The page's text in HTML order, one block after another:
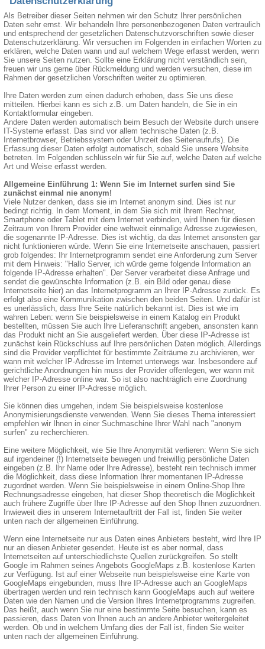
Als Betreiber dieser Seiten nehmen wir den Schutz Ihrer persönlichen
Daten sehr ernst. Wir behandeln Ihre personenbezogenen Daten vertraulich
und entsprechend der gesetzlichen Datenschutzvorschriften sowie dieser
Datenschutzerklärung. Wir versuchen im Folgenden in einfachen Worten zu
erklären, welche Daten wann und auf welchem Wege erfasst werden, wenn
Sie unsere Seiten nutzen. Sollte eine Erklärung nicht verständlich sein,
freuen wir uns gerne über Rückmeldung und werden versuchen, diese im
Rahmen der gesetzlichen Vorschriften weiter zu optimieren.
Ihre Daten werden zum einen dadurch erhoben, dass Sie uns diese
mitteilen. Hierbei kann es sich z.B. um Daten handeln, die Sie in ein
Kontaktformular eingeben.
Andere Daten werden automatisch beim Besuch der Website durch unsere
IT-Systeme erfasst. Das sind vor allem technische Daten (z.B.
Internetbrowser, Betriebssystem oder Uhrzeit des Seitenaufrufs). Die
Erfassung dieser Daten erfolgt automatisch, sobald Sie unsere Website
betreten. Im Folgenden schlüsseln wir für Sie auf, welche Daten auf welche
Art und Weise erfasst werden.
Allgemeine Einführung 1: Wenn Sie im Internet surfen sind Sie
zunächst einmal nie anonym!
Viele Nutzer denken, dass sie im Internet anonym sind. Dies ist nur
bedingt richtig. In dem Moment, in dem Sie sich mit Ihrem Rechner,
Smartphone oder Tablet mit dem Internet verbinden, wird Ihnen für diesen
Zeitraum von Ihrem Provider eine weltweit einmalige Adresse zugewiesen,
die sogenannte IP-Adresse. Dies ist wichtig, da das Internet ansonsten gar
nicht funktionieren würde. Wenn Sie eine Internetseite anschauen, passiert
grob folgendes: Ihr Internetprogramm sendet eine Anforderung zum Server
mit dem Hinweis: "Hallo Server, ich würde gerne folgende Information an
folgende IP-Adresse erhalten". Der Server verarbeitet diese Anfrage und
sendet die gewünschte Information (z.B. ein Bild oder genau diese
Internetseite hier) an das Internetprogramm an Ihrer IP-Adresse zurück. Es
erfolgt also eine Kommunikation zwischen den beiden Seiten. Und dafür ist
es unerlässlich, dass Ihre Seite natürlich bekannt ist. Dies ist wie im
wahren Leben: wenn Sie beispielsweise in einem Katalog ein Produkt
bestellten, müssen Sie auch Ihre Lieferanschrift angeben, ansonsten kann
das Produkt nicht an Sie ausgeliefert werden. Über diese IP-Adresse ist
zunächst kein Rückschluss auf Ihre persönlichen Daten möglich. Allerdings
sind die Provider verpflichtet für bestimmte Zeiträume zu archivieren, wer
wann mit welcher IP-Adresse im Internet unterwegs war. Insbesondere auf
gerichtliche Anordnungen hin muss der Provider offenlegen, wer wann mit
welcher IP-Adresse online war. So ist also nachträglich eine Zuordnung
Ihrer Person zu einer IP-Adresse möglich.
Sie können dies umgehen, indem Sie beispielsweise kostenlose
Anonymisierungsdienste verwenden. Wenn Sie dieses Thema interessiert
empfehlen wir Ihnen in einer Suchmaschine Ihrer Wahl nach "anonym
surfen" zu recherchieren.
Eine weitere Möglichkeit, wie Sie Ihre Anonymität verlieren: Wenn Sie sich
auf irgendeiner (!) Internetseite bewegen und freiwillig persönliche Daten
eingeben (z.B. Ihr Name oder Ihre Adresse), besteht rein technisch immer
die Möglichkeit, dass diese Information Ihrer momentanen IP-Adresse
zugordnet werden. Wenn Sie beispielsweise in einem Online-Shop Ihre
Rechnungsadresse eingeben, hat dieser Shop theoretisch die Möglichkeit
auch frühere Zugriffe über Ihre IP-Adresse auf den Shop Ihnen zuzuordnen.
Inwieweit dies in unserem Internetauftritt der Fall ist, finden Sie weiter
unten nach der allgemeinen Einführung.
Wenn eine Internetseite nur aus Daten eines Anbieters besteht, wird Ihre IP
nur an diesen Anbieter gesendet. Heute ist es aber normal, dass
Internetseiten auf unterschiedlichste Quellen zurückgreifen. So stellt
Google im Rahmen seines Angebots GoogleMaps z.B. kostenlose Karten
zur Verfügung. Ist auf einer Webseite nun beispielsweise eine Karte von
GoogleMaps eingebunden, muss Ihre IP-Adresse auch an GoogleMaps
übertragen werden und rein technisch kann GoogleMaps auch auf weitere
Daten wie den Namen und die Version Ihres Internetprogramms zugreifen.
Das heißt, auch wenn Sie nur eine bestimmte Seite besuchen, kann es
passieren, dass Daten von Ihnen auch an andere Anbieter weitergeleitet
werden. Ob und in welchem Umfang dies der Fall ist, finden Sie weiter
unten nach der allgemeinen Einführung.